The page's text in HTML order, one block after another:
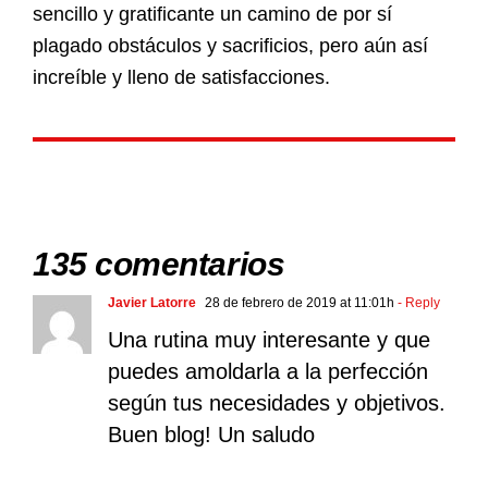
sencillo y gratificante un camino de por sí
plagado obstáculos y sacrificios, pero aún así
increíble y lleno de satisfacciones.
135 comentarios
Javier Latorre 28 de febrero de 2019 at 11:01h - Reply
Una rutina muy interesante y que
puedes amoldarla a la perfección
según tus necesidades y objetivos.
Buen blog! Un saludo